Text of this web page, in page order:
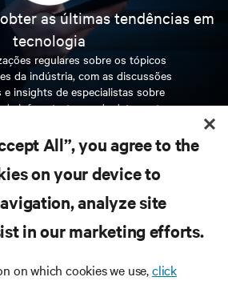
as últimas tendências em
tecnologia
regulares sobre os tópicos
da indústria, com as discussões
e insights de especialistas sobre
infraestrutura e de data center.
SE AGORA
All”, you agree to the
on your device to
analyze site
in our marketing efforts.
on which cookies we use,click